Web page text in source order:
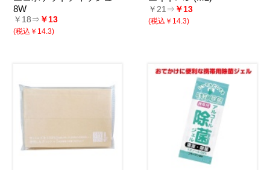
8W
￥18⇒ ￥13
(税込￥14.3)
￥21⇒ ￥13
(税込￥14.3)